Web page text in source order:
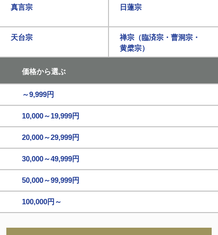
真言宗 日蓮宗
天台宗
禅宗（臨済宗・曹洞宗・
黄檗宗）
価格から選ぶ
～9,999円
10,000～19,999円
20,000～29,999円
30,000～49,999円
50,000～99,999円
100,000円～